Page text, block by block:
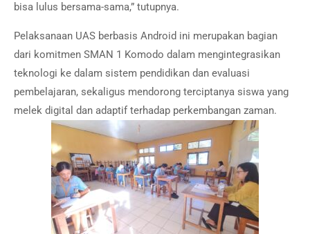
bisa lulus bersama-sama,” tutupnya.
Pelaksanaan UAS berbasis Android ini merupakan bagian
dari komitmen SMAN 1 Komodo dalam mengintegrasikan
teknologi ke dalam sistem pendidikan dan evaluasi
pembelajaran, sekaligus mendorong terciptanya siswa yang
melek digital dan adaptif terhadap perkembangan zaman.